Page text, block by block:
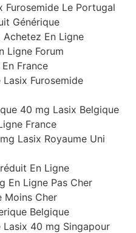
Furosemide Le Portugal
Générique
En Ligne
Ligne Forum
France
Furosemide
40 mg Lasix Belgique
France
Lasix Royaume Uni
En Ligne
En Ligne Pas Cher
Moins Cher
Belgique
Lasix 40 mg Singapour